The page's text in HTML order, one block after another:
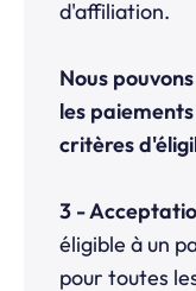
d'affiliation.
Nous
les
critères
3 -
éligible à un
pour toutes